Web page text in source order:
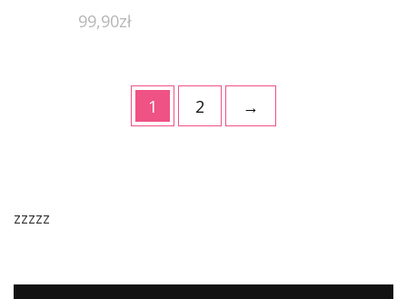
99,90zł
1 2 →
zzzzz